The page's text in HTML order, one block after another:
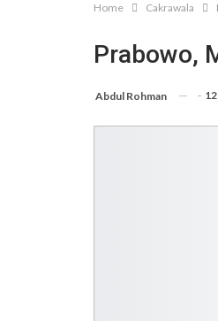
Lomba Vlog
Home Cakrawala
Prabowo,
Abdul Rohman -